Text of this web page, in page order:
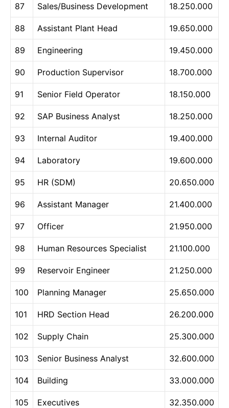
87 Sales/Business Development 18.250.000
88 Assistant Plant Head 19.650.000
89 Engineering 19.450.000
90 Production Supervisor 18.700.000
91 Senior Field Operator 18.150.000
92 SAP Business Analyst 18.250.000
93 Internal Auditor 19.400.000
94 Laboratory 19.600.000
95 HR (SDM) 20.650.000
96 Assistant Manager 21.400.000
97 Officer 21.950.000
98 Human Resources Specialist 21.100.000
99 Reservoir Engineer 21.250.000
100 Planning Manager 25.650.000
101 HRD Section Head 26.200.000
102 Supply Chain 25.300.000
103 Senior Business Analyst 32.600.000
104 Building 33.000.000
105 Executives 32.350.000